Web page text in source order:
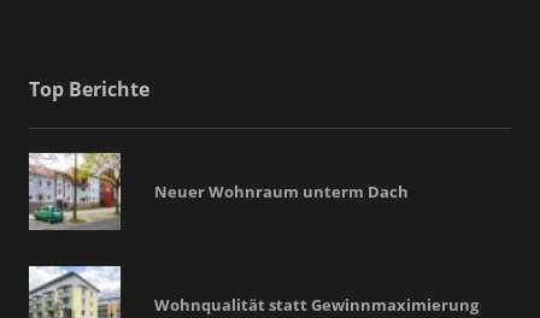
Top Berichte
Neuer Wohnraum unterm Dach
Wohnqualität statt Gewinnmaximierung